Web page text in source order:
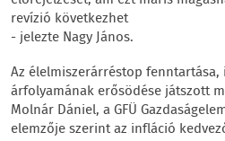
revízió következhet
- jelezte Nagy János.
Az élelmiszerárréstop
árfolyamának erősödése játszott
Molnár Dániel, a GFÜ
elemzője szerint az infláció